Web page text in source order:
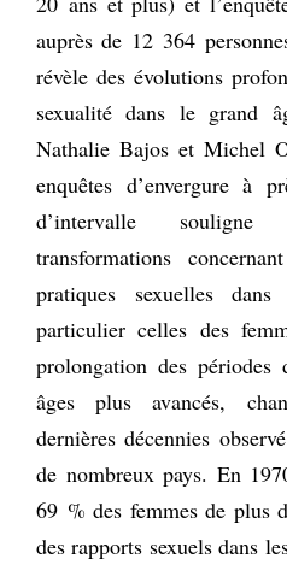
auprès de 12 364
révèle des évolutions
sexualité dans le grand
Nathalie Bajos et Michel
enquêtes d’envergure à
d’intervalle souligne
transformations
pratiques sexuelles
particulier celles des
prolongation des périodes
âges plus avancés,
dernières décennies
de nombreux pays. En
69 % des femmes de plus
des rapports sexuels dans